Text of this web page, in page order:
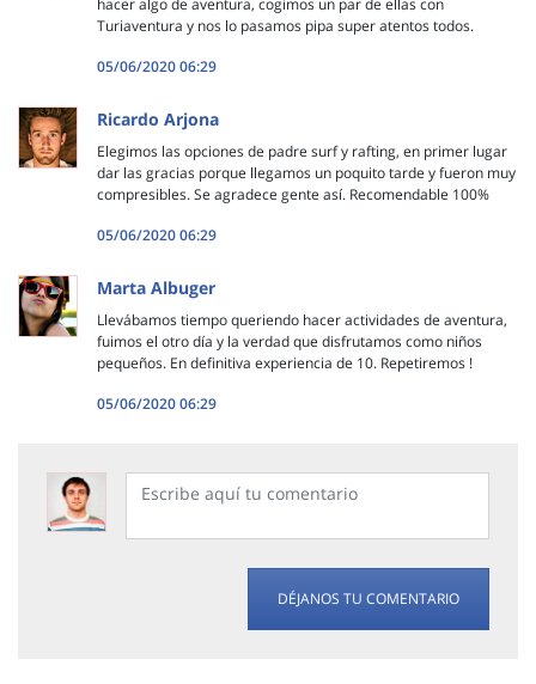
hacer algo de aventura, cogimos un par de ellas con
Turiaventura y nos lo pasamos pipa super atentos todos.
05/06/2020 06:29
Ricardo Arjona
Elegimos las opciones de padre surf y rafting, en primer lugar
dar las gracias porque llegamos un poquito tarde y fueron muy
compresibles. Se agradece gente así. Recomendable 100%
05/06/2020 06:29
Marta Albuger
Llevábamos tiempo queriendo hacer actividades de aventura,
fuimos el otro día y la verdad que disfrutamos como niños
pequeños. En definitiva experiencia de 10. Repetiremos !
05/06/2020 06:29
DÉJANOS TU COMENTARIO